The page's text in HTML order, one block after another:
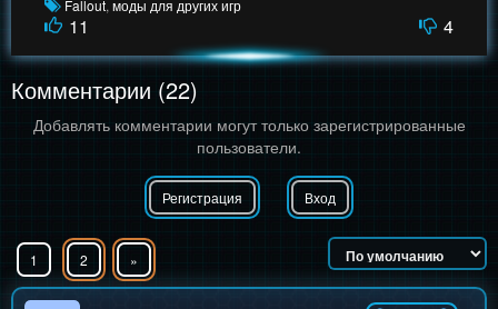
Fallout, моды для других игр
11 4
Комментарии (22)
Добавлять комментарии могут только зарегистрированные
пользователи.
Регистрация Вход
1 2 »